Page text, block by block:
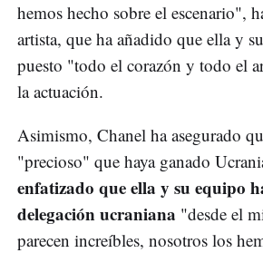
hemos hecho sobre el escenario",
artista, que ha añadido que ella y
puesto "todo el corazón y todo el
la actuación.
Asimismo, Chanel ha asegurado
"precioso" que haya ganado
enfatizado que ella y su equipo
delegación ucraniana "desde el
parecen increíbles, nosotros los